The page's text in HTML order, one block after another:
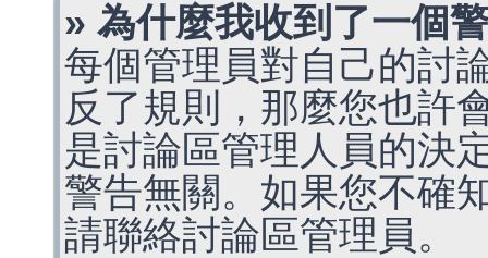
» 為什麼我收到了一個
每個管理員對自己的討
反了規則，那麼您也許
是討論區管理人員的決
警告無關。如果您不確
請聯絡討論區管理員。